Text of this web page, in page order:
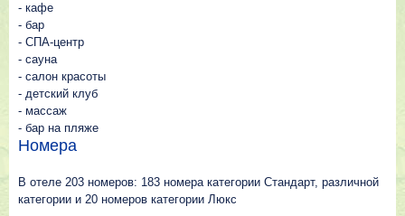
- кафе
- бар
- СПА-центр
- сауна
- салон красоты
- детский клуб
- массаж
- бар на пляже
Номера
В отеле 203 номеров: 183 номера категории Стандарт, различной
категории и 20 номеров категории Люкс